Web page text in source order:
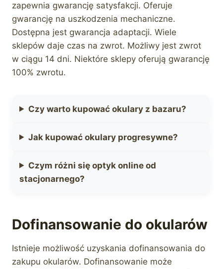
zapewnia gwarancję satysfakcji. Oferuje
gwarancję na uszkodzenia mechaniczne.
Dostępna jest gwarancja adaptacji. Wiele
sklepów daje czas na zwrot. Możliwy jest zwrot
w ciągu 14 dni. Niektóre sklepy oferują gwarancję
100% zwrotu.
Czy warto kupować okulary z bazaru?
Jak kupować okulary progresywne?
Czym różni się optyk online od
stacjonarnego?
Dofinansowanie do okularów
Istnieje możliwość uzyskania dofinansowania do
zakupu okularów. Dofinansowanie może